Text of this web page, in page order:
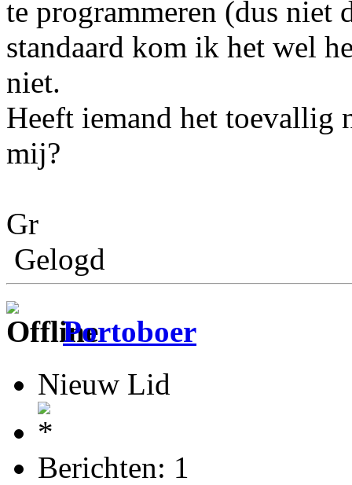
te programmeren (dus niet
standaard kom ik het wel
niet.
Heeft iemand het toevallig
mij?
Gr
Gelogd
Portoboer
Nieuw Lid
Berichten: 1